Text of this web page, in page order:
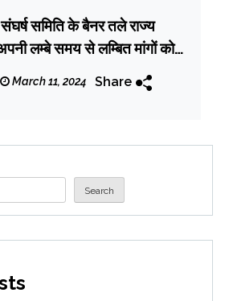
समिति के बैनर तले राज्य
लम्बे समय से लम्बित मांगों को
March 11, 2024 Share
Search